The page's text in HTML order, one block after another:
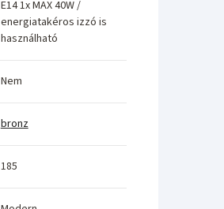
E14 1x MAX 40W /
energiatakéros izzó is
használható
Nem
bronz
185